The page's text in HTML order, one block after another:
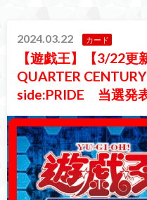
2024.03.22 カード
【遊戯王】【3/22
QUARTER
side:PRIDE 当選発